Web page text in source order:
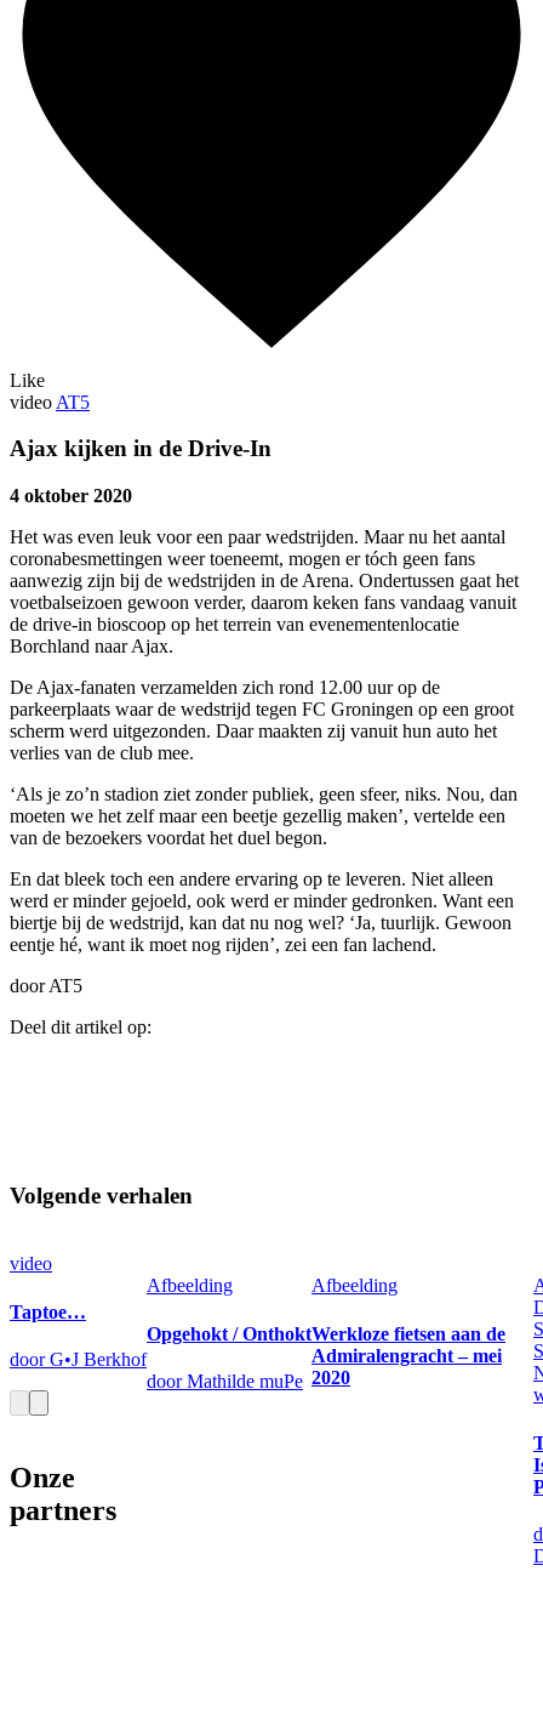
Like
video AT5
Ajax kijken in de Drive-In
4 oktober 2020
Het was even leuk voor een paar wedstrijden. Maar nu het aantal
coronabesmettingen weer toeneemt, mogen er tóch geen fans
aanwezig zijn bij de wedstrijden in de Arena. Ondertussen gaat het
voetbalseizoen gewoon verder, daarom keken fans vandaag vanuit
de drive-in bioscoop op het terrein van evenementenlocatie
Borchland naar Ajax.
De Ajax-fanaten verzamelden zich rond 12.00 uur op de
parkeerplaats waar de wedstrijd tegen FC Groningen op een groot
scherm werd uitgezonden. Daar maakten zij vanuit hun auto het
verlies van de club mee.
‘Als je zo’n stadion ziet zonder publiek, geen sfeer, niks. Nou, dan
moeten we het zelf maar een beetje gezellig maken’, vertelde een
van de bezoekers voordat het duel begon.
En dat bleek toch een andere ervaring op te leveren. Niet alleen
werd er minder gejoeld, ook werd er minder gedronken. Want een
biertje bij de wedstrijd, kan dat nu nog wel? ‘Ja, tuurlijk. Gewoon
eentje hé, want ik moet nog rijden’, zei een fan lachend.
door AT5
Deel dit artikel op:
Volgende verhalen
video
Taptoe…
door G•J Berkhof
Afbeelding
Opgehokt / Onthokt
door Mathilde muPe
Afbeelding
Werkloze fietsen aan de
Admiralengracht – mei
2020
Onze
partners